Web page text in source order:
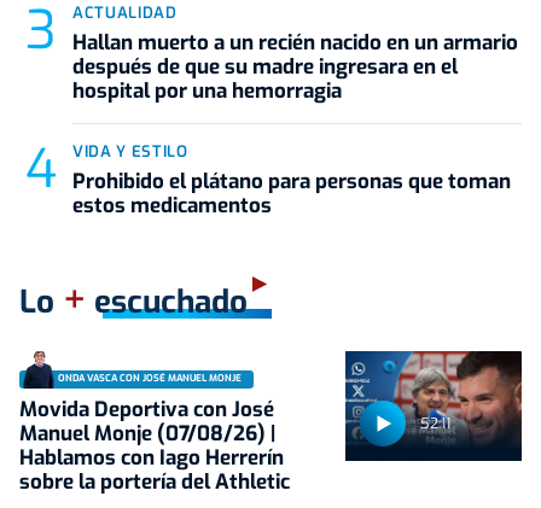
ACTUALIDAD
Hallan muerto a un recién nacido en un armario
después de que su madre ingresara en el
hospital por una hemorragia
VIDA Y ESTILO
Prohibido el plátano para personas que toman
estos medicamentos
Lo + escuchado
52:11
ONDA VASCA CON JOSÉ MANUEL MONJE
Movida Deportiva con José
Manuel Monje (07/08/26) |
Hablamos con Iago Herrerín
sobre la portería del Athletic